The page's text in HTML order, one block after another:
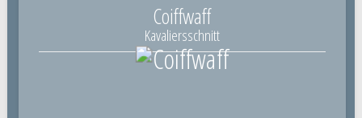
Coiffwaff
Kavaliersschnitt